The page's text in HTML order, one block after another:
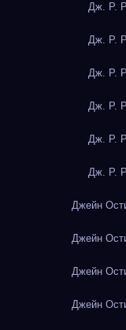
Дж. Р.
Дж. Р.
Дж. Р.
Дж. Р.
Дж. Р.
Дж. Р.
Джейн
Джейн
Джейн
Джейн